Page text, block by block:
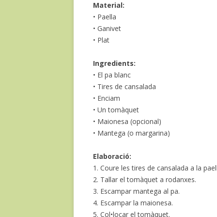
Material:
• Paella
• Ganivet
• Plat
Ingredients:
• El pa blanc
• Tires de cansalada
• Enciam
• Un tomàquet
• Maionesa (opcional)
• Mantega (o margarina)
Elaboració:
1. Coure les tires de cansalada a la
2. Tallar el tomàquet a rodanxes.
3. Escampar mantega al pa.
4. Escampar la maionesa.
5. Col•locar el tomàquet.